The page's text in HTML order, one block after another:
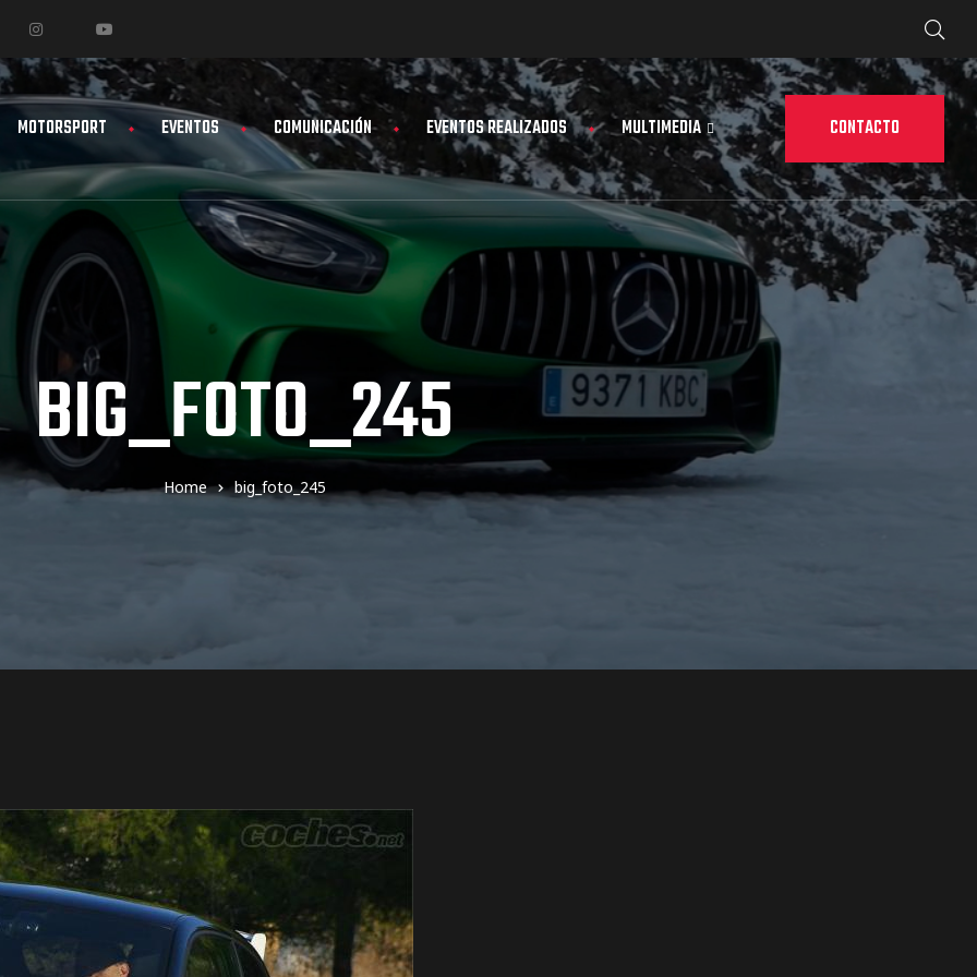
MOTORSPORT EVENTOS COMUNICACIÓN EVENTOS REALIZADOS MULTIMEDIA CONTACTO
BIG_FOTO_245
Home big_foto_245